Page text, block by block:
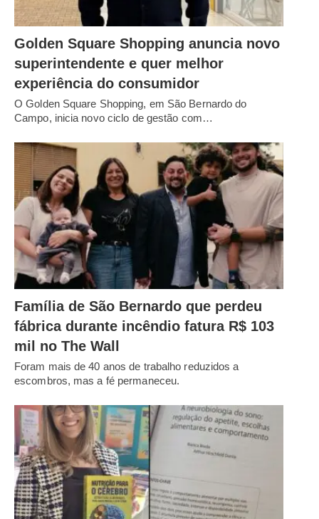
Golden Square Shopping anuncia novo
superintendente e quer melhor
experiência do consumidor
O Golden Square Shopping, em São Bernardo do
Campo, inicia novo ciclo de gestão com…
Família de São Bernardo que perdeu
fábrica durante incêndio fatura R$ 103
mil no The Wall
Foram mais de 40 anos de trabalho reduzidos a
escombros, mas a fé permaneceu.